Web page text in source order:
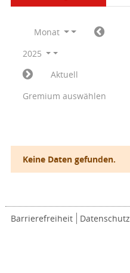
Monat
2025
Aktuell
Gremium auswählen
Keine Daten gefunden.
Barrierefreiheit Datenschutz